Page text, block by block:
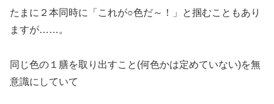
たまに２本同時に「これが○色だ～！」と掴むこともあり
ますが……。
同じ色の１膳を取り出すこと(何色かは定めていない)を無
意識にしていて